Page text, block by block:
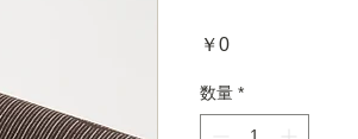
￥0価
数量 *